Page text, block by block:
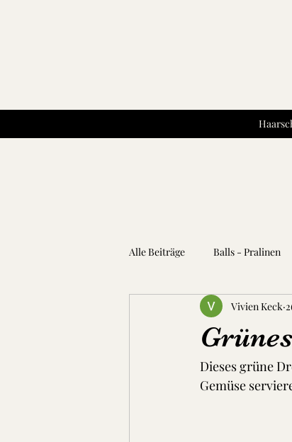
Alle Beiträge Balls - Pralinen
Kartoffeln Teigwaren
Suppen, Eintöpfe & Dal
Vivien Keck
Dieses grüne
Gemüse